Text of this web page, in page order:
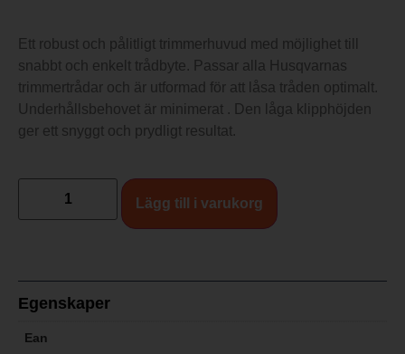
Ett robust och pålitligt trimmerhuvud med möjlighet till
snabbt och enkelt trådbyte. Passar alla Husqvarnas
trimmertrådar och är utformad för att låsa tråden optimalt.
Underhållsbehovet är minimerat . Den låga klipphöjden
ger ett snyggt och prydligt resultat.
Lägg till i varukorg
Egenskaper
Ean